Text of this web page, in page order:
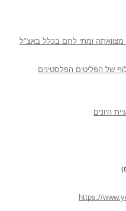
מצוואתה ומתי לחם בכלל באצ"ל
של הפליטים הפלסטינים
היונים
https://